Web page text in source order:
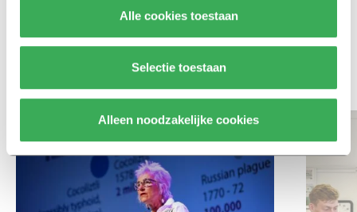
Alle cookies toestaan
Selectie toestaan
Alleen noodzakelijke cookies
Maak het onderwijs flexibel,
zodat studenten zich breder
kunnen ontwikkelen
Bekijk meer recent nieuws